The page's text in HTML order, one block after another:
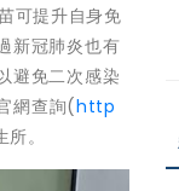
可提升自身免
新冠肺炎也有
避免二次感染
網查詢(http
。